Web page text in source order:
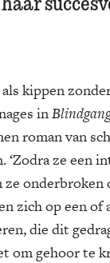
kippen
in
roman van
‘Zodra ze een
ze
zich op een of
die dit
om gehoor te